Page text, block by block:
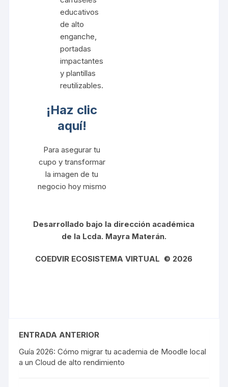
educativos
de alto
enganche,
portadas
impactantes
y plantillas
reutilizables.
¡Haz clic
aquí!
Para asegurar tu
cupo y transformar
la imagen de tu
negocio hoy mismo
Desarrollado bajo la dirección académica
de la Lcda. Mayra Materán.
COEDVIR ECOSISTEMA VIRTUAL © 2026
ENTRADA ANTERIOR
Guía 2026: Cómo migrar tu academia de Moodle local
a un Cloud de alto rendimiento